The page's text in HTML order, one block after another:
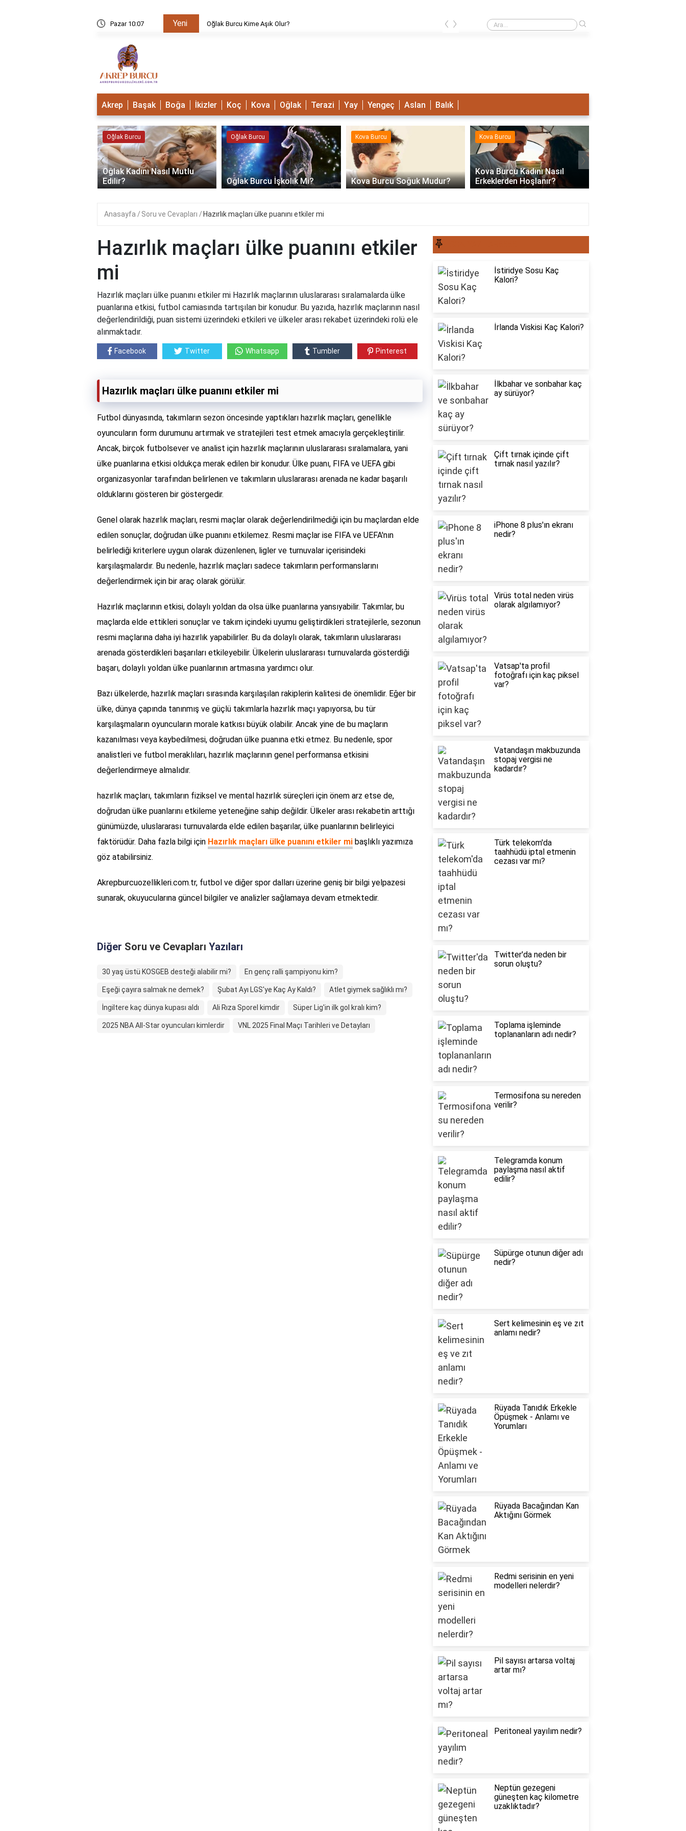
Pazar 10:07 Yeni Oğlak Burcu Kime Aşık Olur? Terazi Erkeği Nasıl Sevişir?
‹ ›
Akrep Başak Boğa İkizler Koç Kova Oğlak Terazi Yay Yengeç Aslan Balık
Oğlak Burcu
Oğlak Kadını Nasıl Mutlu
Edilir?
Oğlak Burcu
Oğlak Burcu İşkolik Mi?
Kova Burcu
Kova Burcu Soğuk Mudur?
Kova Burcu
Kova Burcu Kadını Nasıl
Erkeklerden Hoşlanır?
‹ ›
Anasayfa Soru ve Cevapları Hazırlık maçları ülke puanını etkiler mi
Hazırlık maçları ülke puanını etkiler
mi
Hazırlık maçları ülke puanını etkiler mi Hazırlık maçlarının uluslararası sıralamalarda ülke
puanlarına etkisi, futbol camiasında tartışılan bir konudur. Bu yazıda, hazırlık maçlarının nasıl
değerlendirildiği, puan sistemi üzerindeki etkileri ve ülkeler arası rekabet üzerindeki rolü ele
alınmaktadır.
Facebook Twitter Whatsapp Tumbler Pinterest
Hazırlık maçları ülke puanını etkiler mi
Futbol dünyasında, takımların sezon öncesinde yaptıkları hazırlık maçları, genellikle
oyuncuların form durumunu artırmak ve stratejileri test etmek amacıyla gerçekleştirilir.
Ancak, birçok futbolsever ve analist için hazırlık maçlarının uluslararası sıralamalara, yani
ülke puanlarına etkisi oldukça merak edilen bir konudur. Ülke puanı, FIFA ve UEFA gibi
organizasyonlar tarafından belirlenen ve takımların uluslararası arenada ne kadar başarılı
olduklarını gösteren bir göstergedir.
Genel olarak hazırlık maçları, resmi maçlar olarak değerlendirilmediği için bu maçlardan elde
edilen sonuçlar, doğrudan ülke puanını etkilemez. Resmi maçlar ise FIFA ve UEFA'nın
belirlediği kriterlere uygun olarak düzenlenen, ligler ve turnuvalar içerisindeki
karşılaşmalardır. Bu nedenle, hazırlık maçları sadece takımların performanslarını
değerlendirmek için bir araç olarak görülür.
Hazırlık maçlarının etkisi, dolaylı yoldan da olsa ülke puanlarına yansıyabilir. Takımlar, bu
maçlarda elde ettikleri sonuçlar ve takım içindeki uyumu geliştirdikleri stratejilerle, sezonun
resmi maçlarına daha iyi hazırlık yapabilirler. Bu da dolaylı olarak, takımların uluslararası
arenada gösterdikleri başarıları etkileyebilir. Ülkelerin uluslararası turnuvalarda gösterdiği
başarı, dolaylı yoldan ülke puanlarının artmasına yardımcı olur.
Bazı ülkelerde, hazırlık maçları sırasında karşılaşılan rakiplerin kalitesi de önemlidir. Eğer bir
ülke, dünya çapında tanınmış ve güçlü takımlarla hazırlık maçı yapıyorsa, bu tür
karşılaşmaların oyuncuların morale katkısı büyük olabilir. Ancak yine de bu maçların
kazanılması veya kaybedilmesi, doğrudan ülke puanına etki etmez. Bu nedenle, spor
analistleri ve futbol meraklıları, hazırlık maçlarının genel performansa etkisini
değerlendirmeye almalıdır.
hazırlık maçları, takımların fiziksel ve mental hazırlık süreçleri için önem arz etse de,
doğrudan ülke puanlarını etkileme yeteneğine sahip değildir. Ülkeler arası rekabetin arttığı
günümüzde, uluslararası turnuvalarda elde edilen başarılar, ülke puanlarının belirleyici
faktörüdür. Daha fazla bilgi için Hazırlık maçları ülke puanını etkiler mi başlıklı yazımıza
göz atabilirsiniz.
Akrepburcuozellikleri.com.tr, futbol ve diğer spor dalları üzerine geniş bir bilgi yelpazesi
sunarak, okuyucularına güncel bilgiler ve analizler sağlamaya devam etmektedir.
Diğer Soru ve Cevapları Yazıları
30 yaş üstü KOSGEB desteği alabilir mi? En genç ralli şampiyonu kim?
Eşeği çayıra salmak ne demek? Şubat Ayı LGS'ye Kaç Ay Kaldı? Atlet giymek sağlıklı mı?
İngiltere kaç dünya kupası aldı Ali Rıza Sporel kimdir Süper Lig'in ilk gol kralı kim?
2025 NBA All-Star oyuncuları kimlerdir VNL 2025 Final Maçı Tarihleri ve Detayları
İstiridye Sosu Kaç
Kalori?
İrlanda Viskisi Kaç Kalori?
İlkbahar ve sonbahar kaç
ay sürüyor?
Çift tırnak içinde çift
tırnak nasıl yazılır?
iPhone 8 plus'ın ekranı
nedir?
Virüs total neden virüs
olarak algılamıyor?
Vatsap'ta profil
fotoğrafı için kaç piksel
var?
Vatandaşın makbuzunda
stopaj vergisi ne
kadardır?
Türk telekom'da
taahhüdü iptal etmenin
cezası var mı?
Twitter'da neden bir
sorun oluştu?
Toplama işleminde
toplananların adı nedir?
Termosifona su nereden
verilir?
Telegramda konum
paylaşma nasıl aktif
edilir?
Süpürge otunun diğer adı
nedir?
Sert kelimesinin eş ve zıt
anlamı nedir?
Rüyada Tanıdık Erkekle
Öpüşmek - Anlamı ve
Yorumları
Rüyada Bacağından Kan
Aktığını Görmek
Redmi serisinin en yeni
modelleri nelerdir?
Pil sayısı artarsa voltaj
artar mı?
Peritoneal yayılım nedir?
Neptün gezegeni
güneşten kaç kilometre
uzaklıktadır?